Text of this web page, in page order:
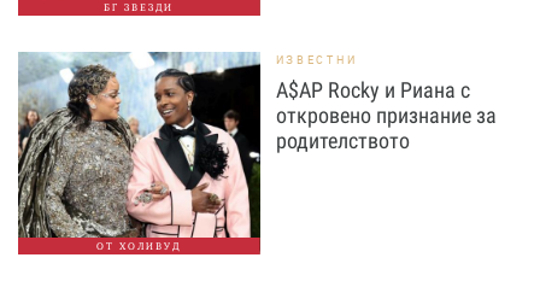
БГ ЗВЕЗДИ
ОТ ХОЛИВУД
ИЗВЕСТНИ
A$AP Rocky и Риана с
откровено признание за
родителството